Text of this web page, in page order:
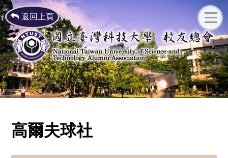
返回上頁
高爾夫球社